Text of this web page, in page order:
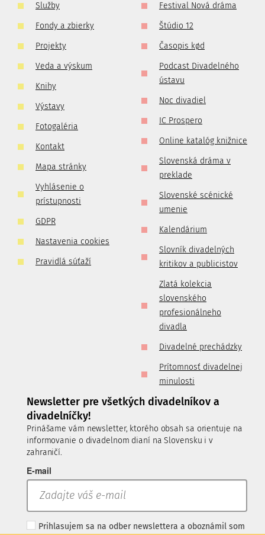
Služby
Fondy a zbierky
Projekty
Veda a výskum
Knihy
Výstavy
Fotogaléria
Kontakt
Mapa stránky
Vyhlásenie o
prístupnosti
GDPR
Nastavenia cookies
Pravidlá súťaží
Festival Nová dráma
Štúdio 12
Časopis kød
Podcast Divadelného
ústavu
Noc divadiel
IC Prospero
Online katalóg knižnice
Slovenská dráma v
preklade
Slovenské scénické
umenie
Kalendárium
Slovník divadelných
kritikov a publicistov
Zlatá kolekcia
slovenského
profesionálneho
divadla
Divadelné prechádzky
Prítomnosť divadelnej
minulosti
Newsletter pre všetkých divadelníkov a
divadelníčky!
Prinášame vám newsletter, ktorého obsah sa orientuje na
informovanie o divadelnom dianí na Slovensku i v
zahraničí.
E-mail
Prihlasujem sa na odber newslettera a oboznámil som